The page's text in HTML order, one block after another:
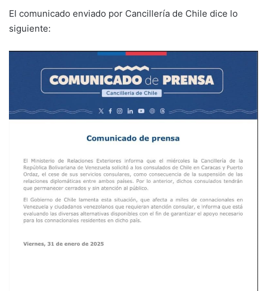
El comunicado enviado por Cancillería de Chile dice lo
siguiente: